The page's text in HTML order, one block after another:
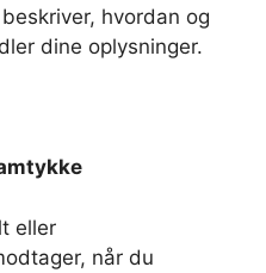
hvordan og
dine oplysninger.
eller
når du